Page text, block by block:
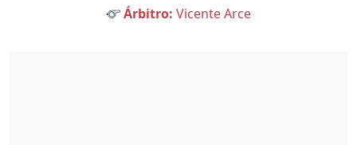
Árbitro: Vicente Arce